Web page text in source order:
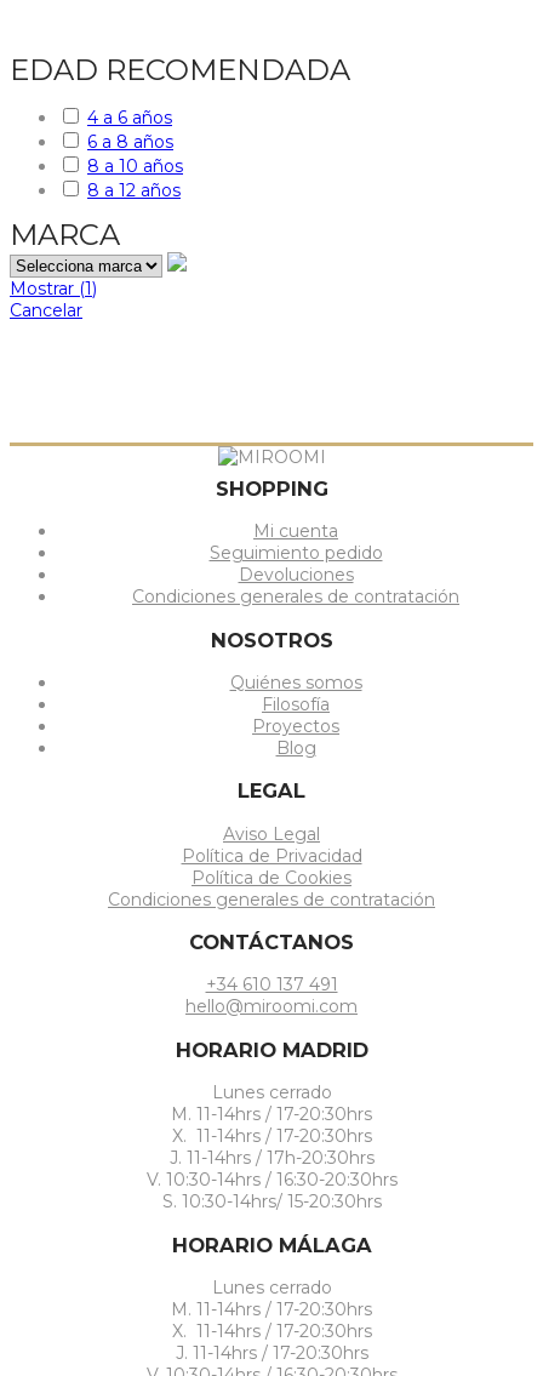
EDAD RECOMENDADA
4 a 6 años
6 a 8 años
8 a 10 años
8 a 12 años
MARCA
Mostrar (1)
Cancelar
SHOPPING
Mi cuenta
Seguimiento pedido
Devoluciones
Condiciones generales de contratación
NOSOTROS
Quiénes somos
Filosofía
Proyectos
Blog
LEGAL
Aviso Legal
Política de Privacidad
Política de Cookies
Condiciones generales de contratación
CONTÁCTANOS
+34 610 137 491
hello@miroomi.com
HORARIO MADRID
Lunes cerrado
M. 11-14hrs / 17-20:30hrs
X. 11-14hrs / 17-20:30hrs
J. 11-14hrs / 17h-20:30hrs
V. 10:30-14hrs / 16:30-20:30hrs
S. 10:30-14hrs/ 15-20:30hrs
HORARIO MÁLAGA
Lunes cerrado
M. 11-14hrs / 17-20:30hrs
X. 11-14hrs / 17-20:30hrs
J. 11-14hrs / 17-20:30hrs